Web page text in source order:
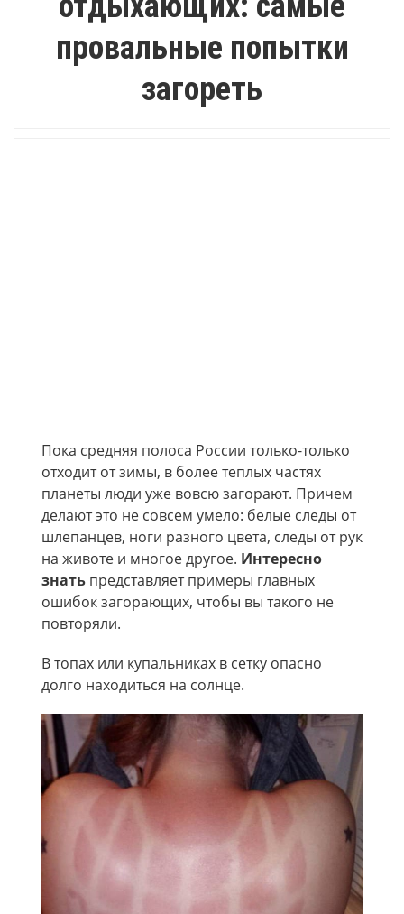
провальные попытки
загореть
Пока средняя полоса России только-только
отходит от зимы, в более теплых частях
планеты люди уже вовсю загорают. Причем
делают это не совсем умело: белые следы от
шлепанцев, ноги разного цвета, следы от рук
на животе и многое другое. Интересно
знать представляет примеры главных
ошибок загорающих, чтобы вы такого не
повторяли.
В топах или купальниках в сетку опасно
долго находиться на солнце.